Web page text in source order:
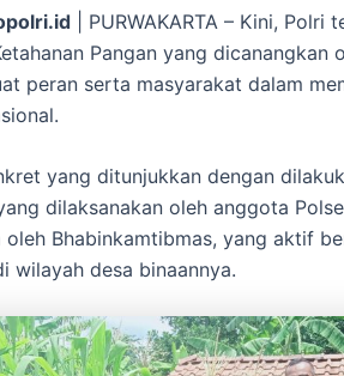
| PURWAKARTA – Kini,
Pangan yang dicanangkan
peran serta masyarakat dalam
yang ditunjukkan dengan
dilaksanakan oleh anggota
oleh Bhabinkamtibmas, yang aktif
wilayah desa binaannya.